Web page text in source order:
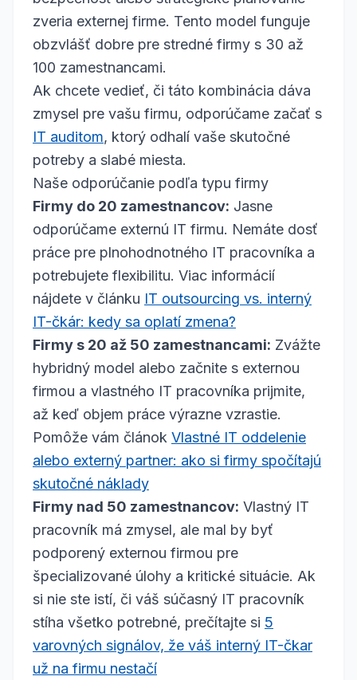
zveria externej firme. Tento model funguje
obzvlášť dobre pre stredné firmy s 30 až
100 zamestnancami.
Ak chcete vedieť, či táto kombinácia dáva
zmysel pre vašu firmu, odporúčame začať s
IT auditom, ktorý odhalí vaše skutočné
potreby a slabé miesta.
Naše odporúčanie podľa typu firmy
Firmy do 20 zamestnancov: Jasne
odporúčame externú IT firmu. Nemáte dosť
práce pre plnohodnotného IT pracovníka a
potrebujete flexibilitu. Viac informácií
nájdete v článku IT outsourcing vs. interný
IT-čkár: kedy sa oplatí zmena?
Firmy s 20 až 50 zamestnancami: Zvážte
hybridný model alebo začnite s externou
firmou a vlastného IT pracovníka prijmite,
až keď objem práce výrazne vzrastie.
Pomôže vám článok Vlastné IT oddelenie
alebo externý partner: ako si firmy spočítajú
skutočné náklady
Firmy nad 50 zamestnancov: Vlastný IT
pracovník má zmysel, ale mal by byť
podporený externou firmou pre
špecializované úlohy a kritické situácie. Ak
si nie ste istí, či váš súčasný IT pracovník
stíha všetko potrebné, prečítajte si 5
varovných signálov, že váš interný IT-čkar
už na firmu nestačí